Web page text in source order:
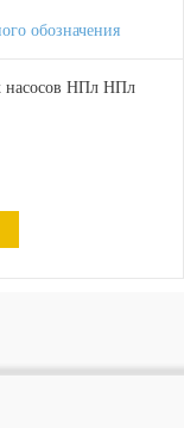
обозначения
насосов НПл НПл